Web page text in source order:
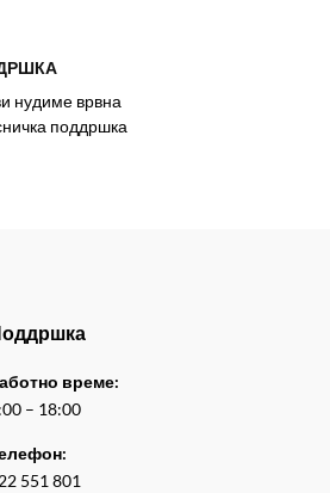
нудиме врвна
поддршка
време:
– 18:00
551 801